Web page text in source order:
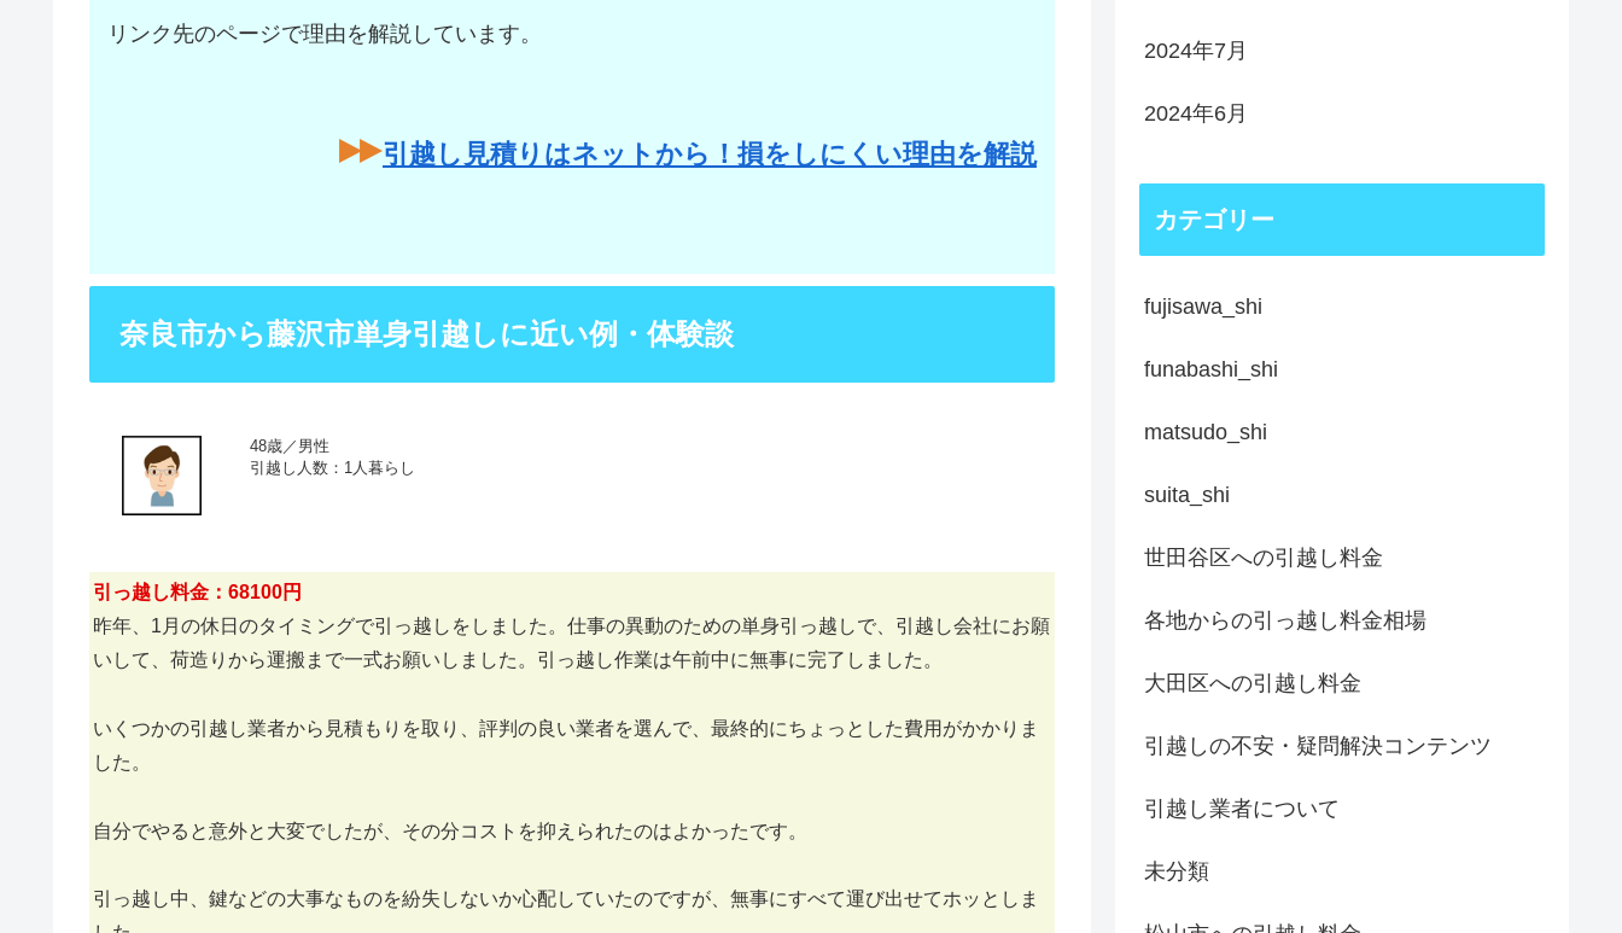
リンク先のページで理由を解説しています。
引越し見積りはネットから！損をしにくい理由を解説
奈良市から藤沢市単身引越しに近い例・体験談
48歳／男性
引越し人数：1人暮らし
引っ越し料金：68100円
昨年、1月の休日のタイミングで引っ越しをしました。仕事の異動のための単身引っ越しで、引越し会社にお願
いして、荷造りから運搬まで一式お願いしました。引っ越し作業は午前中に無事に完了しました。
いくつかの引越し業者から見積もりを取り、評判の良い業者を選んで、最終的にちょっとした費用がかかりま
した。
自分でやると意外と大変でしたが、その分コストを抑えられたのはよかったです。
引っ越し中、鍵などの大事なものを紛失しないか心配していたのですが、無事にすべて運び出せてホッとしま
2024年7月
2024年6月
カテゴリー
fujisawa_shi
funabashi_shi
matsudo_shi
suita_shi
世田谷区への引越し料金
各地からの引っ越し料金相場
大田区への引越し料金
引越しの不安・疑問解決コンテンツ
引越し業者について
未分類